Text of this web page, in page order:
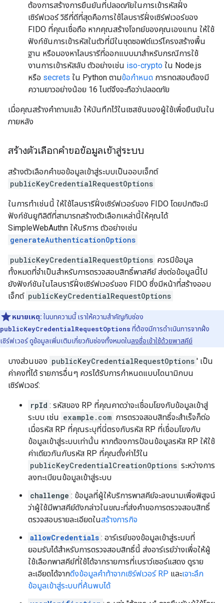
ต้องการสร้างการยืนยันที่ปลอดภัยในการเข้ารหัสฝั่ง
เซิร์ฟเวอร์ วิธีที่ดีที่สุดคือการใช้ไลบรารีฝั่งเซิร์ฟเวอร์ของ
FIDO ที่คุณเชื่อถือ หากคุณสร้างโจทย์ของคุณเองแทน ให้ใช้
ฟังก์ชันการเข้ารหัสในตัวที่มีในชุดซอฟต์แวร์โครงสร้างพื้น
ฐาน หรือมองหาไลบรารีที่ออกแบบมาสำหรับกรณีการใช้
งานการเข้ารหัสลับ ตัวอย่างเช่น iso-crypto ใน Node.js
หรือ secrets ใน Python ตามข้อกำหนด การทดสอบต้องมี
ความยาวอย่างน้อย 16 ไบต์จึงจะถือว่าปลอดภัย
เมื่อคุณสร้างคำถามแล้ว ให้บันทึกไว้ในเซสชันของผู้ใช้เพื่อยืนยันใน
ภายหลัง
สร้างตัวเลือกคำขอข้อมูลเข้าสู่ระบบ
สร้างตัวเลือกคำขอข้อมูลเข้าสู่ระบบเป็นออบเจ็กต์
publicKeyCredentialRequestOptions
ในการทำเช่นนี้ ให้ใช้ไลบรารีฝั่งเซิร์ฟเวอร์ของ FIDO โดยปกติจะมี
ฟังก์ชันยูทิลิตีที่สามารถสร้างตัวเลือกเหล่านี้ให้คุณได้
SimpleWebAuthn ให้บริการ ตัวอย่างเช่น
generateAuthenticationOptions
publicKeyCredentialRequestOptions ควรมีข้อมูล
ทั้งหมดที่จำเป็นสำหรับการตรวจสอบสิทธิ์พาสคีย์ ส่งต่อข้อมูลนี้ไป
ยังฟังก์ชันในไลบรารีฝั่งเซิร์ฟเวอร์ของ FIDO ซึ่งมีหน้าที่สร้างออบ
เจ็กต์ publicKeyCredentialRequestOptions
หมายเหตุ: ในบทความนี้ เราให้ความสำคัญกับช่อง
publicKeyCredentialRequestOptions ที่ต้องมีการดำเนินการจากฝั่ง
เซิร์ฟเวอร์ ดูข้อมูลเพิ่มเติมเกี่ยวกับช่องทั้งหมดในลงชื่อเข้าใช้ด้วยพาสคีย์
บางส่วนของ publicKeyCredentialRequestOptions ' เป็น
ค่าคงที่ได้ รายการอื่นๆ ควรได้รับการกำหนดแบบไดนามิกบน
เซิร์ฟเวอร์:
rpId : รหัสของ RP ที่คุณคาดว่าจะเชื่อมโยงกับข้อมูลเข้าสู่
ระบบ เช่น example.com การตรวจสอบสิทธิ์จะสำเร็จก็ต่อ
เมื่อรหัส RP ที่คุณระบุที่นี่ตรงกับรหัส RP ที่เชื่อมโยงกับ
ข้อมูลเข้าสู่ระบบเท่านั้น หากต้องการป้อนข้อมูลรหัส RP ให้ใช้
ค่าเดียวกันกับรหัส RP ที่คุณตั้งค่าไว้ใน
publicKeyCredentialCreationOptions ระหว่างการ
ลงทะเบียนข้อมูลเข้าสู่ระบบ
challenge : ข้อมูลที่ผู้ให้บริการพาสคีย์จะลงนามเพื่อพิสูจน์
ว่าผู้ใช้มีพาสคีย์ดังกล่าวในขณะที่ส่งคำขอการตรวจสอบสิทธิ์
ตรวจสอบรายละเอียดในสร้างภารกิจ
allowCredentials : อาร์เรย์ของข้อมูลเข้าสู่ระบบที่
ยอมรับได้สำหรับการตรวจสอบสิทธิ์นี้ ส่งอาร์เรย์ว่างเพื่อให้ผู้
ใช้เลือกพาสคีย์ที่ใช้ได้จากรายการที่เบราว์เซอร์แสดง ดูราย
ละเอียดได้จากดึงข้อมูลคำท้าจากเซิร์ฟเวอร์ RP และเจาะลึก
ข้อมูลเข้าสู่ระบบที่ค้นพบได้